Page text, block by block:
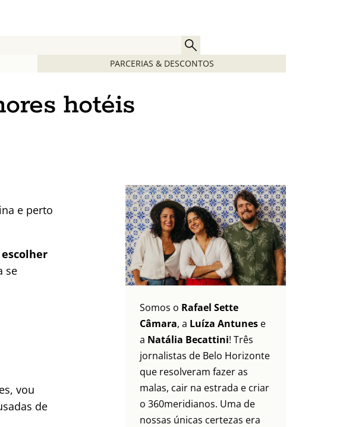
PARCERIAS & DESCONTOS
hotéis
e perto
se
vou
de
Somos o Rafael Sette
Câmara, a Luíza Antunes e
a Natália Becattini! Três
jornalistas de Belo Horizonte
que resolveram fazer as
malas, cair na estrada e criar
o 360meridianos. Uma de
nossas únicas certezas era